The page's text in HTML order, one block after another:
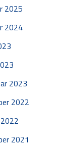
2025
2024
2023
2022
2021